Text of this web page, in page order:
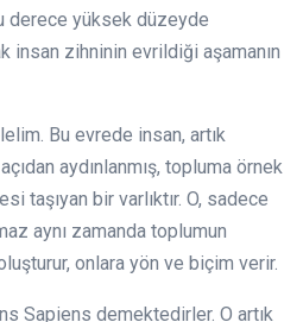
derece yüksek düzeyde
insan zihninin evrildiği aşamanın
Bu evrede insan, artık
aydınlanmış, topluma örnek
taşıyan bir varlıktır. O, sadece
aynı zamanda toplumun
onlara yön ve biçim verir.
Sapiens demektedirler. O artık